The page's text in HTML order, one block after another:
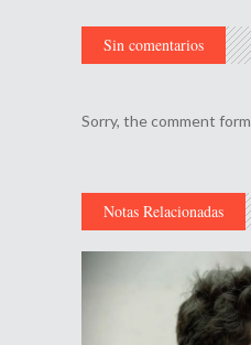
Sin comentarios
Sorry, the comment
Notas Relacionadas